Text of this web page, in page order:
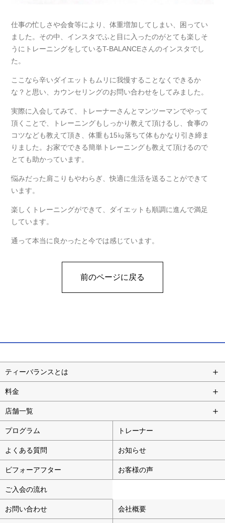
仕事の忙しさや会食等により、体重増加してしまい、困ってい
ました。その中、インスタでふと目に入ったのがとても楽しそ
うにトレーニングをしているT-BALANCEさんのインスタでし
た。
ここなら辛いダイエットもムリに我慢することなくできるか
な？と思い、カウンセリングのお問い合わせをしてみました。
実際に入会してみて、トレーナーさんとマンツーマンでやって
頂くことで、トレーニングもしっかり教えて頂けるし、食事の
コツなども教えて頂き、体重も15㎏落ちて体もかなり引き締ま
りました。お家でできる簡単トレーニングも教えて頂けるので
とても助かっています。
悩みだった肩こりもやわらぎ、快適に生活を送ることができて
います。
楽しくトレーニングができて、ダイエットも順調に進んで満足
しています。
通って本当に良かったと今では感じています。
前のページに戻る
ティーバランスとは
料金
店舗一覧
プログラム トレーナー
よくある質問 お知らせ
ビフォーアフター お客様の声
ご入会の流れ
お問い合わせ 会社概要